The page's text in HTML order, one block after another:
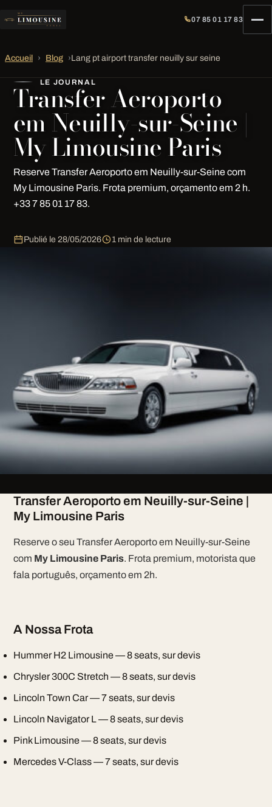
07 85 01 17 83
Accueil › Blog ›Lang pt airport transfer neuilly sur seine
LE JOURNAL
Transfer Aeroporto
em Neuilly-sur-Seine |
My Limousine Paris
Reserve Transfer Aeroporto em Neuilly-sur-Seine com
My Limousine Paris. Frota premium, orçamento em 2 h.
+33 7 85 01 17 83.
Publié le 28/05/2026 1 min de lecture
Transfer Aeroporto em Neuilly-sur-Seine |
My Limousine Paris
Reserve o seu Transfer Aeroporto em Neuilly-sur-Seine
com My Limousine Paris. Frota premium, motorista que
fala português, orçamento em 2h.
A Nossa Frota
Hummer H2 Limousine — 8 seats, sur devis
Chrysler 300C Stretch — 8 seats, sur devis
Lincoln Town Car — 7 seats, sur devis
Lincoln Navigator L — 8 seats, sur devis
Pink Limousine — 8 seats, sur devis
Mercedes V-Class — 7 seats, sur devis